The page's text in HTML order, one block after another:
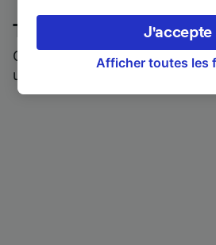
Trainline : l'avis de nos
Qui mieux pour parler de
utilisent ?
préférences, notamment en
droit d’opposition à l’intérêt
cliquant ci-dessous ou à tout
Afficher toutes les
J'accepte